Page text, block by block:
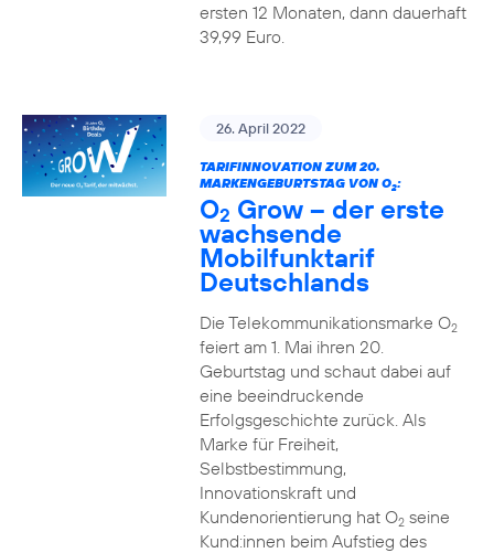
ersten 12 Monaten, dann dauerhaft
39,99 Euro.
26. April 2022
TARIFINNOVATION ZUM 20.
MARKENGEBURTSTAG VON O2:
O2 Grow – der erste
wachsende
Mobilfunktarif
Deutschlands
Die Telekommunikationsmarke O2
feiert am 1. Mai ihren 20.
Geburtstag und schaut dabei auf
eine beeindruckende
Erfolgsgeschichte zurück. Als
Marke für Freiheit,
Selbstbestimmung,
Innovationskraft und
Kundenorientierung hat O2seine
Kund:innen beim Aufstieg des